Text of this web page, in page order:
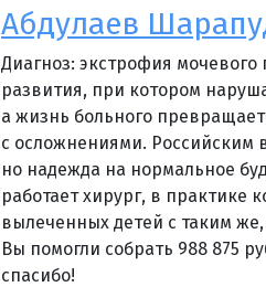
Абдулаев
Диагноз: экстрофия
развития, при котором
а жизнь больного
с осложнениями. Российским
но надежда на нормальное
работает хирург, в практике
вылеченных детей с таким
Вы помогли собрать 988 875
спасибо!